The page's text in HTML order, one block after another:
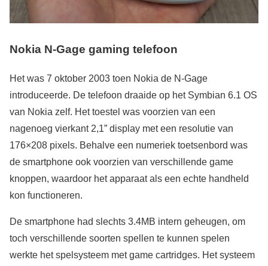
Nokia N-Gage gaming telefoon
Het was 7 oktober 2003 toen Nokia de N-Gage
introduceerde. De telefoon draaide op het Symbian 6.1 OS
van Nokia zelf. Het toestel was voorzien van een
nagenoeg vierkant 2,1” display met een resolutie van
176×208 pixels. Behalve een numeriek toetsenbord was
de smartphone ook voorzien van verschillende game
knoppen, waardoor het apparaat als een echte handheld
kon functioneren.
De smartphone had slechts 3.4MB intern geheugen, om
toch verschillende soorten spellen te kunnen spelen
werkte het spelsysteem met game cartridges. Het systeem